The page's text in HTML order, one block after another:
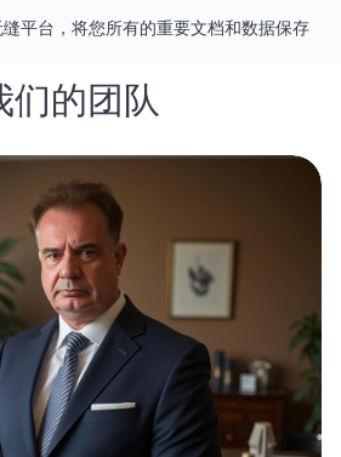
平台，将您所有的重要文档和数据保存
们的团队